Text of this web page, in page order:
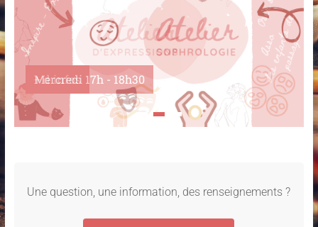
Mercredi 17h - 18h30
Une question, une information, des renseignements ?